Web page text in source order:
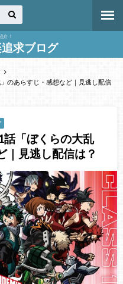
介！
求ブログ
のあらすじ・感想など｜見逃し配信
話「ぼくらの大乱
｜見逃し配信は？